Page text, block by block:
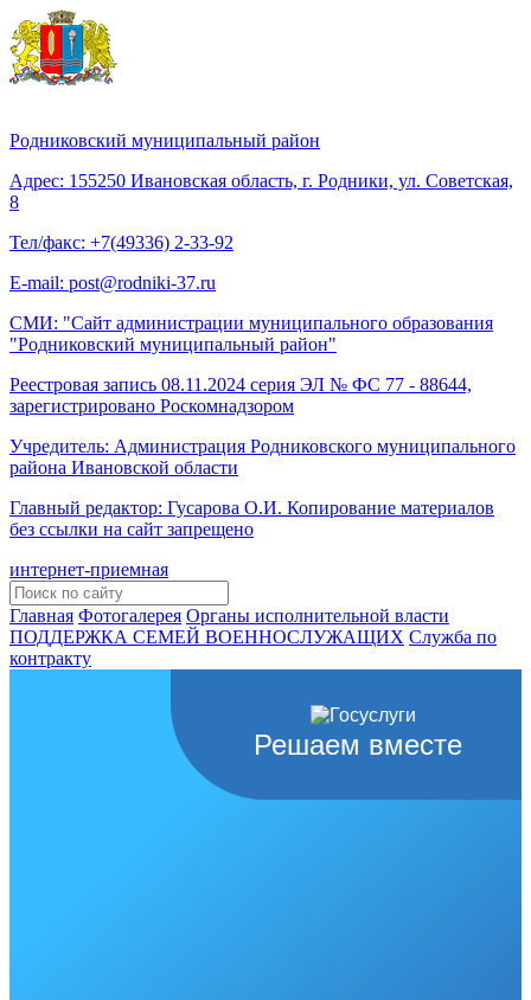
Родниковский муниципальный район
Адрес: 155250 Ивановская область, г. Родники, ул. Советская,
8
Тел/факс: +7(49336) 2-33-92
E-mail: post@rodniki-37.ru
СМИ: "Сайт администрации муниципального образования
"Родниковский муниципальный район"
Реестровая запись 08.11.2024 серия ЭЛ № ФС 77 - 88644,
зарегистрировано Роскомнадзором
Учредитель: Администрация Родниковского муниципального
района Ивановской области
Главный редактор: Гусарова О.И. Копирование материалов
без ссылки на сайт запрещено
интернет-приемная
Главная Фотогалерея Органы исполнительной власти
ПОДДЕРЖКА СЕМЕЙ ВОЕННОСЛУЖАЩИХ Cлужба по
контракту
Решаем вместе